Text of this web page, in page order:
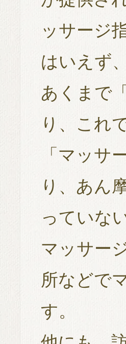
ッサージ
はいえず
あくまで
り、これ
「マッサ
り、あん
っていな
マッサー
所などで
す。